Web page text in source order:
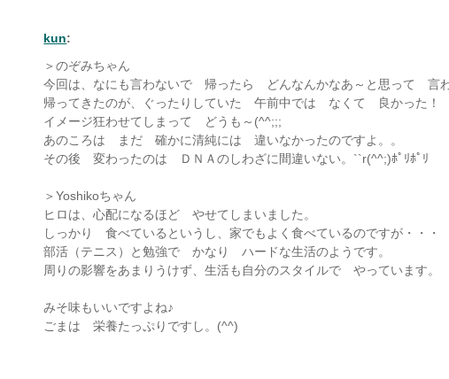
kun:
＞のぞみちゃん
今回は、なにも言わないで 帰ったら どんなんかなあ～と思って 言
帰ってきたのが、ぐったりしていた 午前中では なくて 良かった！
イメージ狂わせてしまって どうも～(^^;;;
あのころは まだ 確かに清純には 違いなかったのですよ。。
その後 変わったのは ＤＮＡのしわざに間違いない。``r(^^;)ﾎﾟﾘﾎﾟﾘ
＞Yoshikoちゃん
ヒロは、心配になるほど やせてしまいました。
しっかり 食べているというし、家でもよく食べているのですが・・・
部活（テニス）と勉強で かなり ハードな生活のようです。
周りの影響をあまりうけず、生活も自分のスタイルで やっています。
みそ味もいいですよね♪
ごまは 栄養たっぷりですし。(^^)